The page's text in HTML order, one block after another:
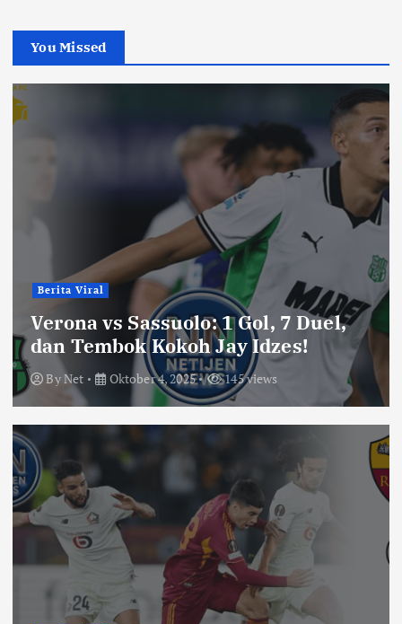
You Missed
Berita Viral
Verona vs Sassuolo: 1 Gol, 7 Duel,
dan Tembok Kokoh Jay Idzes!
ByNet Oktober 4, 2025 145 views